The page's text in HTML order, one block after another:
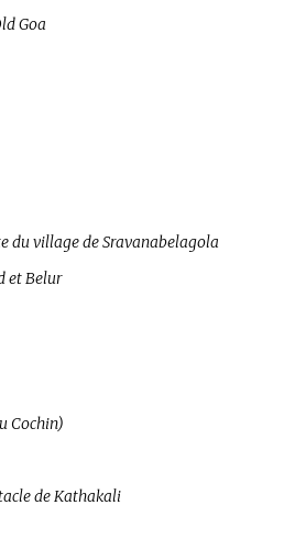
Goa
du village de Sravanabelagola
et Belur
Cochin)
de Kathakali